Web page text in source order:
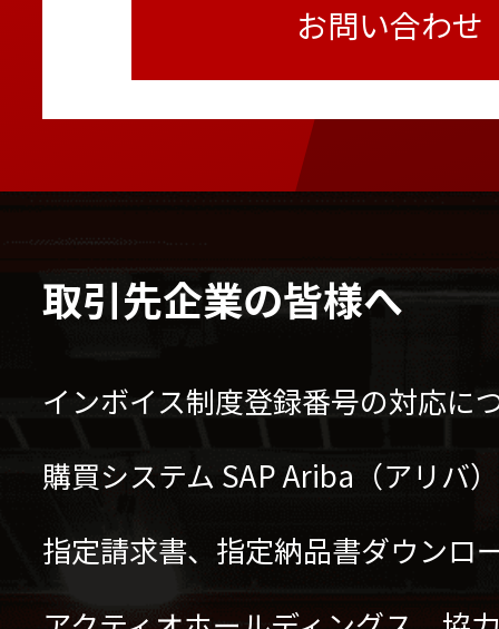
お問い合わせ
取引先企業の皆様へ
インボイス制度登録番号の対応に
購買システム SAP Ariba（アリバ
指定請求書、指定納品書ダウンロ